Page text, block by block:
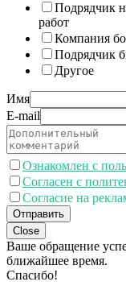
Подрядчик
работ
Компания
Подрядчик
Другое
Имя
E-mail
Ознакомлен с
Согласен с
Согласие на
Отправить
Close
Ваше обращение
ближайшее время.
Спасибо!